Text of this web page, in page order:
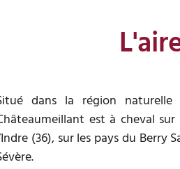
dans la région
est à cheval
(36), sur les pays du